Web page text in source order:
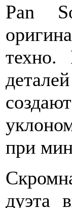
Pan
техно.
при
дуэта